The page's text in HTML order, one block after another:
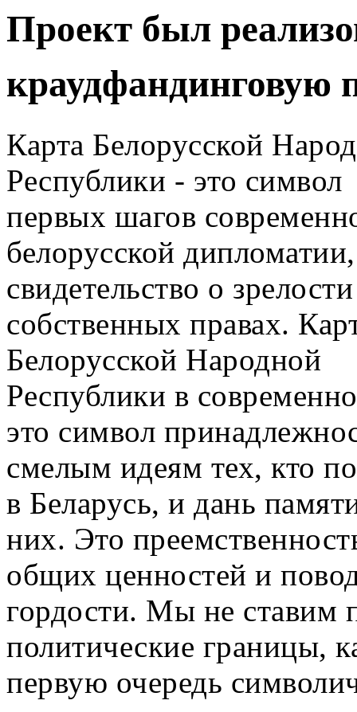
Проект был
краудфандинговую
Карта Белорусской
Республики - это символ
первых шагов
белорусской дипломатии,
свидетельство о
собственных правах.
Белорусской Народной
Республики в
это символ
смелым идеям тех, кто
в Беларусь, и дань
них. Это
общих ценностей и
гордости. Мы не ставим
политические границы,
первую очередь